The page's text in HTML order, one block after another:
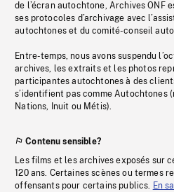
de l’écran autochtone, Archives ONF
ses protocoles d’archivage avec
autochtones et du comité-conseil
Entre-temps, nous avons suspendu
archives, les extraits et les photos
participantes autochtones à des
s’identifient pas comme Autochtones
Nations, Inuit ou Métis).
Contenu sensible?
Les films et les archives exposés sur
120 ans. Certaines scènes ou termes
offensants pour certains publics. En